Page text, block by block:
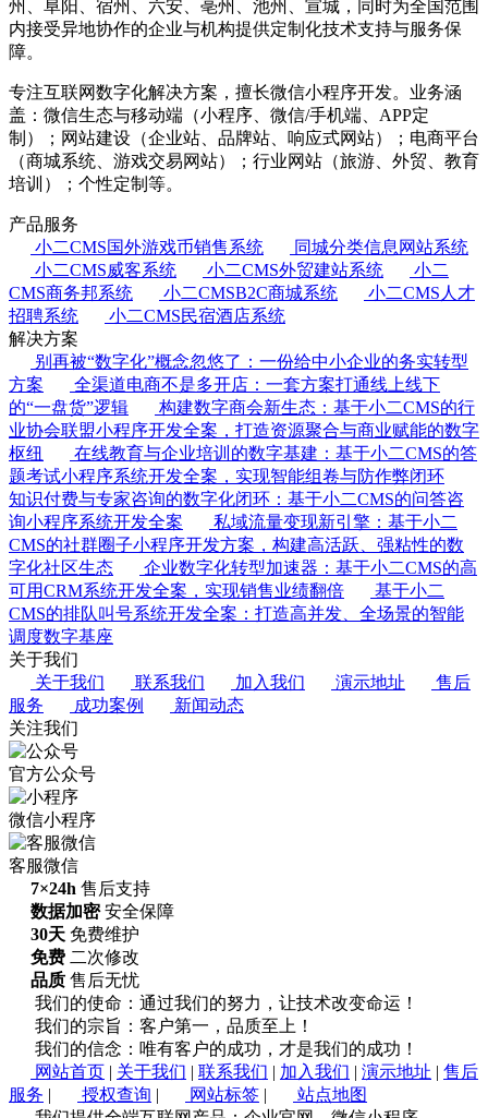
州、阜阳、宿州、六安、亳州、池州、宣城，同时为全国范围
内接受异地协作的企业与机构提供定制化技术支持与服务保
障。
专注互联网数字化解决方案，擅长微信小程序开发。业务涵
盖：微信生态与移动端（小程序、微信/手机端、APP定
制）；网站建设（企业站、品牌站、响应式网站）；电商平台
（商城系统、游戏交易网站）；行业网站（旅游、外贸、教育
培训）；个性定制等。
产品服务
小二CMS国外游戏币销售系统
同城分类信息网站系统
小二CMS威客系统
小二CMS外贸建站系统
小二
CMS商务邦系统
小二CMSB2C商城系统
小二CMS人才
招聘系统
小二CMS民宿酒店系统
解决方案
别再被“数字化”概念忽悠了：一份给中小企业的务实转型
方案
全渠道电商不是多开店：一套方案打通线上线下
的“一盘货”逻辑
构建数字商会新生态：基于小二CMS的行
业协会联盟小程序开发全案，打造资源聚合与商业赋能的数字
枢纽
在线教育与企业培训的数字基建：基于小二CMS的答
题考试小程序系统开发全案，实现智能组卷与防作弊闭环
知识付费与专家咨询的数字化闭环：基于小二CMS的问答咨
询小程序系统开发全案
私域流量变现新引擎：基于小二
CMS的社群圈子小程序开发方案，构建高活跃、强粘性的数
字化社区生态
企业数字化转型加速器：基于小二CMS的高
可用CRM系统开发全案，实现销售业绩翻倍
基于小二
CMS的排队叫号系统开发全案：打造高并发、全场景的智能
调度数字基座
关于我们
关于我们
联系我们 加入我们 演示地址
售后
服务
成功案例
新闻动态
关注我们
官方公众号
微信小程序
客服微信
7×24h 售后支持
数据加密安全保障
30天 免费维护
免费 二次修改
品质 售后无忧
我们的使命：通过我们的努力，让技术改变命运！
我们的宗旨：客户第一，品质至上！
我们的信念：唯有客户的成功，才是我们的成功！
网站首页 | 关于我们 | 联系我们 | 加入我们 | 演示地址 | 售后
服务 | 授权查询 | 网站标签 |
站点地图